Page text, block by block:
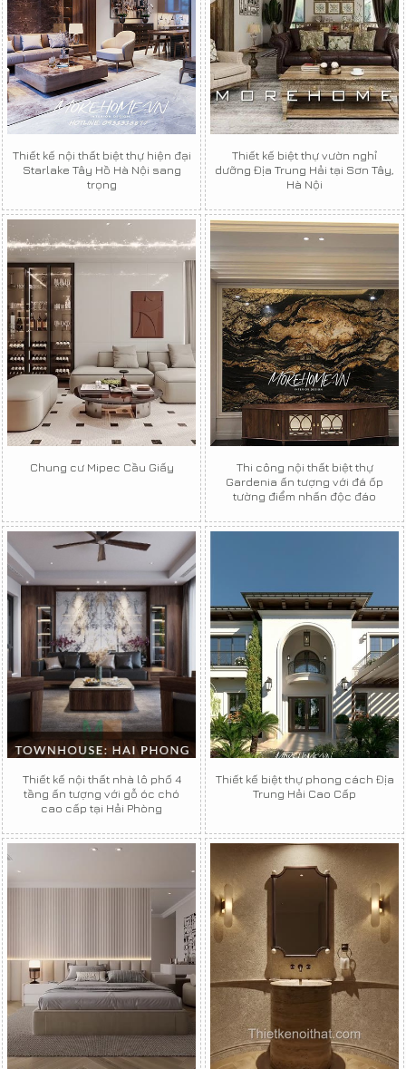
Thiết kế nội thất biệt thự hiện đại
Starlake Tây Hồ Hà Nội sang
trọng
Thiết kế biệt thự vườn nghỉ
dưỡng Địa Trung Hải tại Sơn Tây,
Hà Nội
Chung cư Mipec Cầu Giấy
Thi công nội thất biệt thự
Gardenia ấn tượng với đá ốp
tường điểm nhấn độc đáo
Thiết kế nội thất nhà lô phố 4
tầng ấn tượng với gỗ óc chó
cao cấp tại Hải Phòng
Thiết kế biệt thự phong cách Địa
Trung Hải Cao Cấp